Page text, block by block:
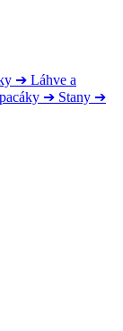
➔ Láhve a
➔ Stany ➔